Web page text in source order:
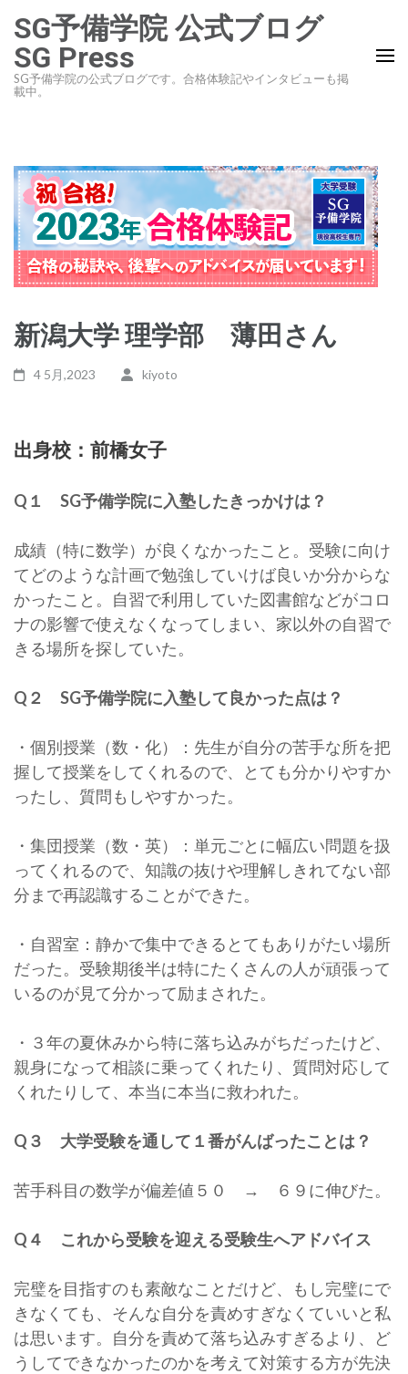
ン
テ
ン
キ
プ
(Enter
す)
SG予備学院 公式ブログ
SG Press
SG予備学院の公式ブログです。合格体験記やインタビューも掲
載中。
新潟大学 理学部 薄田さん
4 5月,2023 kiyoto
出身校：前橋女子
Q１ SG予備学院に入塾したきっかけは？
成績（特に数学）が良くなかったこと。受験に向け
てどのような計画で勉強していけば良いか分からな
かったこと。自習で利用していた図書館などがコロ
ナの影響で使えなくなってしまい、家以外の自習で
きる場所を探していた。
Q２ SG予備学院に入塾して良かった点は？
・個別授業（数・化）：先生が自分の苦手な所を把
握して授業をしてくれるので、とても分かりやすか
ったし、質問もしやすかった。
・集団授業（数・英）：単元ごとに幅広い問題を扱
ってくれるので、知識の抜けや理解しきれてない部
分まで再認識することができた。
・自習室：静かで集中できるとてもありがたい場所
だった。受験期後半は特にたくさんの人が頑張って
いるのが見て分かって励まされた。
・３年の夏休みから特に落ち込みがちだったけど、
親身になって相談に乗ってくれたり、質問対応して
くれたりして、本当に本当に救われた。
Q３ 大学受験を通して１番がんばったことは？
苦手科目の数学が偏差値５０ → ６９に伸びた。
Q４ これから受験を迎える受験生へアドバイス
完璧を目指すのも素敵なことだけど、もし完璧にで
きなくても、そんな自分を責めすぎなくていいと私
は思います。自分を責めて落ち込みすぎるより、ど
うしてできなかったのかを考えて対策する方が先決